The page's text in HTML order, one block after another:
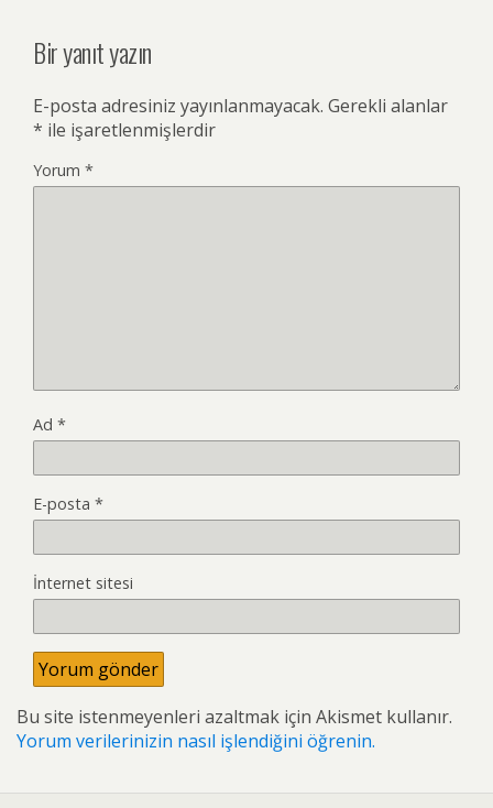
Bir yanıt yazın
E-posta adresiniz yayınlanmayacak. Gerekli alanlar
* ile işaretlenmişlerdir
Yorum *
Ad *
E-posta *
İnternet sitesi
Bu site istenmeyenleri azaltmak için Akismet kullanır.
Yorum verilerinizin nasıl işlendiğini öğrenin.